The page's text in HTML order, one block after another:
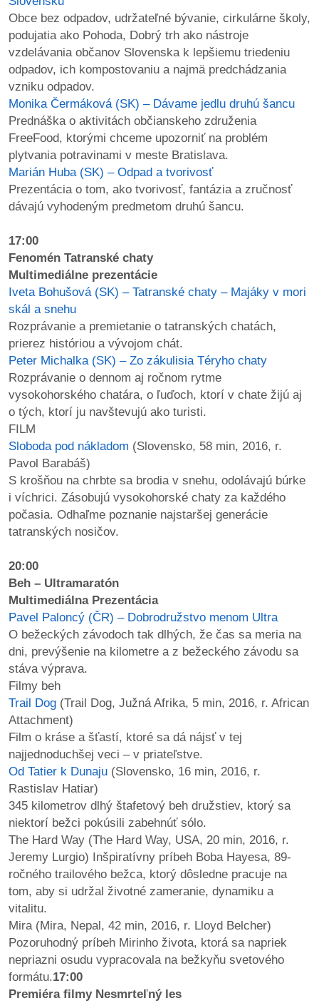
Obce bez odpadov, udržateľné bývanie, cirkulárne školy,
podujatia ako Pohoda, Dobrý trh ako nástroje
vzdelávania občanov Slovenska k lepšiemu triedeniu
odpadov, ich kompostovaniu a najmä predchádzania
vzniku odpadov.
Monika Čermáková (SK) – Dávame jedlu druhú šancu
Prednáška o aktivitách občianskeho združenia
FreeFood, ktorými chceme upozorniť na problém
plytvania potravinami v meste Bratislava.
Marián Huba (SK) – Odpad a tvorivosť
Prezentácia o tom, ako tvorivosť, fantázia a zručnosť
dávajú vyhodeným predmetom druhú šancu.
17:00
Fenomén Tatranské chaty
Multimediálne prezentácie
Iveta Bohušová (SK) – Tatranské chaty – Majáky v mori
skál a snehu
Rozprávanie a premietanie o tatranských chatách,
prierez históriou a vývojom chát.
Peter Michalka (SK) – Zo zákulisia Téryho chaty
Rozprávanie o dennom aj ročnom rytme
vysokohorského chatára, o ľuďoch, ktorí v chate žijú aj
o tých, ktorí ju navštevujú ako turisti.
FILM
Sloboda pod nákladom (Slovensko, 58 min, 2016, r.
Pavol Barabáš)
S krošňou na chrbte sa brodia v snehu, odolávajú búrke
i víchrici. Zásobujú vysokohorské chaty za každého
počasia. Odhaľme poznanie najstaršej generácie
tatranských nosičov.
20:00
Beh – Ultramaratón
Multimediálna Prezentácia
Pavel Paloncý (ČR) – Dobrodružstvo menom Ultra
O bežeckých závodoch tak dlhých, že čas sa meria na
dni, prevýšenie na kilometre a z bežeckého závodu sa
stáva výprava.
Filmy beh
Trail Dog (Trail Dog, Južná Afrika, 5 min, 2016, r. African
Attachment)
Film o kráse a šťastí, ktoré sa dá nájsť v tej
najjednoduchšej veci – v priateľstve.
Od Tatier k Dunaju (Slovensko, 16 min, 2016, r.
Rastislav Hatiar)
345 kilometrov dlhý štafetový beh družstiev, ktorý sa
niektorí bežci pokúsili zabehnúť sólo.
The Hard Way (The Hard Way, USA, 20 min, 2016, r.
Jeremy Lurgio) Inšpiratívny príbeh Boba Hayesa, 89-
ročného trailového bežca, ktorý dôsledne pracuje na
tom, aby si udržal životné zameranie, dynamiku a
vitalitu.
Mira (Mira, Nepal, 42 min, 2016, r. Lloyd Belcher)
Pozoruhodný príbeh Mirinho života, ktorá sa napriek
nepriazni osudu vypracovala na bežkyňu svetového
formátu.17:00
Premiéra filmy Nesmrteľný les